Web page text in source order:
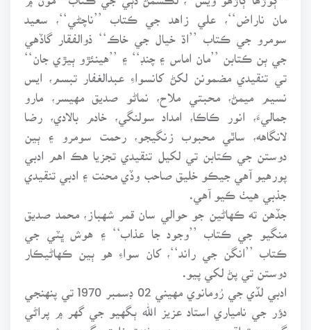
مان ناراض‘‘، علي زاهد جي ڪتاب ’’ناچڻي‘‘، سعيد
سومرو جي ڪتاب ’’اڌ خيال جي خاڪ‘‘ ذوالفقار گاڏهي
جي ٻن ڪتابن ’’مان اماس ۽ چنڊ‘‘ ۽ ’’هينئڙو ٻيڙي جان‘‘
تي تنقيدي مضمونن لکڻ کانسواءِ عبدالغفار تبسم، ايس
نسيم ميمڻ، محبتي ملاح، نماڻو صديق مهيسر، مارو
جماليءَ، انور ڪاڪا، امداد سولنگي، خادم بالادي، رضا
لانگاهه، ساٿي محبوب زنگيجو، رحمت سومرو ۽ ٻين
دوستن جي ڪتابن تي لکيل تنقيدي تجزيا هڪ اهم ادبي
پورهيو آهي جيڪو خليق صاحب وڏي محنت ۽ ادبي تنقيدي
جذبي هيٺ ڪيو آهي.
جڏهن ته ڪهاڻين جو حوالي سان قمر شهباز، محمد صديق
منگيو جي ڪتاب ’’وجود جا عذاب‘‘ ۽ هوش ڀٽي جي
ڪتاب ’’انگن جي راند‘‘، کان سواءِ هو ٻين ڪهاڻيڪار
دوستن تي پڻ لکي پيو.
دؤر جي نامياري استاد عزيز الله ٻگهيو جي گهر ۾ پراڻي
گچيري تعلقي موري ۾ جنم وٺندڙ خليق ٻگهيو پيشي جي